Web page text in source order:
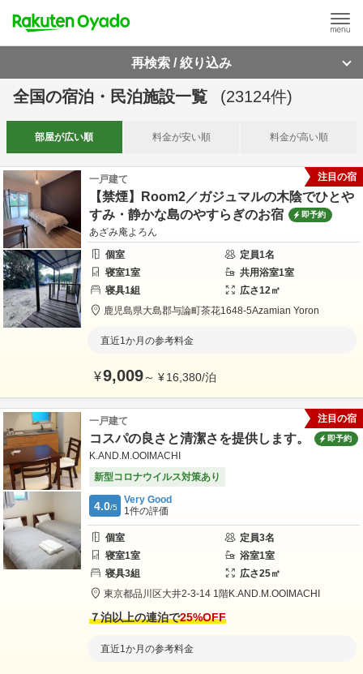
再検索 / 絞り込み
全国の宿泊・民泊施設一覧 (23124件)
部屋が広い順 料金が安い順 料金が高い順
一戸建て
【禁煙】Room2／ガジュマルの木陰でひとや
すみ・静かな島のやすらぎのお宿
即予約
あざみ庵よろん
個室
定員1名
寝室1室 共用浴室1室
寝具1組 広さ12㎡
鹿児島県大島郡与論町茶花1648-5Azamian Yoron
直近1か月の参考料金
¥9,009～ ¥16,380/泊
注目の宿
一戸建て
コスパの良さと清潔さを提供します。 即予約
K.AND.M.OOIMACHI
新型コロナウイルス対策あり
4.0/5
Very Good
1件の評価
個室 定員3名
寝室1室 浴室1室
寝具3組 広さ25㎡
東京都品川区大井2-3-14 1階K.AND.M.OOIMACHI
７泊以上の連泊で25%OFF
直近1か月の参考料金
注目の宿